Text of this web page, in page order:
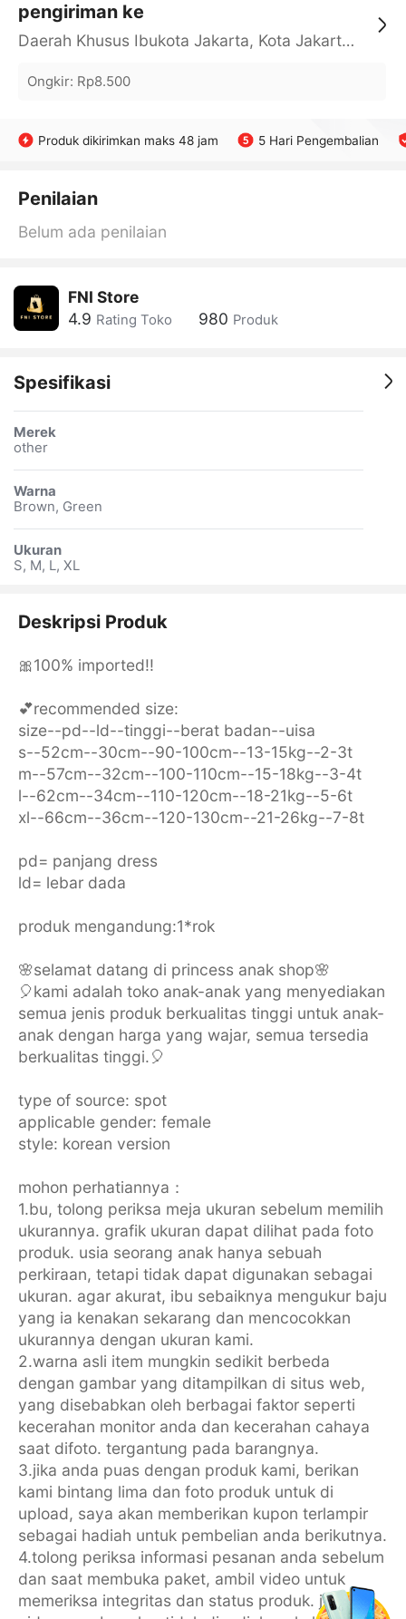
pengiriman ke
Daerah Khusus Ibukota Jakarta, Kota Jakarta Barat, Cengkareng, yy
Ongkir: Rp8.500
Produk dikirimkan maks 48 jam 5 Hari Pengembalian
Penilaian
Belum ada penilaian
FNI Store
4.9 Rating Toko 980 Produk
Spesifikasi
Merek
other
Warna
Brown, Green
Ukuran
S, M, L, XL
Deskripsi Produk
🎀100% imported!!
💕recommended size:
size--pd--ld--tinggi--berat badan--uisa
s--52cm--30cm--90-100cm--13-15kg--2-3t
m--57cm--32cm--100-110cm--15-18kg--3-4t
l--62cm--34cm--110-120cm--18-21kg--5-6t
xl--66cm--36cm--120-130cm--21-26kg--7-8t
pd= panjang dress
ld= lebar dada
produk mengandung:1*rok
🌸selamat datang di princess anak shop🌸
🎈kami adalah toko anak-anak yang menyediakan
semua jenis produk berkualitas tinggi untuk anak-
anak dengan harga yang wajar, semua tersedia
berkualitas tinggi.🎈
type of source: spot
applicable gender: female
style: korean version
mohon perhatiannya：
1.bu, tolong periksa meja ukuran sebelum memilih
ukurannya. grafik ukuran dapat dilihat pada foto
produk. usia seorang anak hanya sebuah
perkiraan, tetapi tidak dapat digunakan sebagai
ukuran. agar akurat, ibu sebaiknya mengukur baju
yang ia kenakan sekarang dan mencocokkan
ukurannya dengan ukuran kami.
2.warna asli item mungkin sedikit berbeda
dengan gambar yang ditampilkan di situs web,
yang disebabkan oleh berbagai faktor seperti
kecerahan monitor anda dan kecerahan cahaya
saat difoto. tergantung pada barangnya.
3.jika anda puas dengan produk kami, berikan
kami bintang lima dan foto produk untuk di
upload, saya akan memberikan kupon terlampir
sebagai hadiah untuk pembelian anda berikutnya.
4.tolong periksa informasi pesanan anda sebelum
dan saat membuka paket, ambil video untuk
memeriksa integritas dan status produk. jika